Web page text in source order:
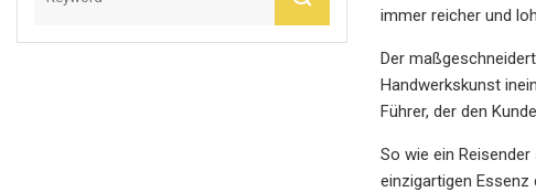
immer reicher und
Der
Handwerkskunst
Führer, der den
So wie ein
einzigartigen